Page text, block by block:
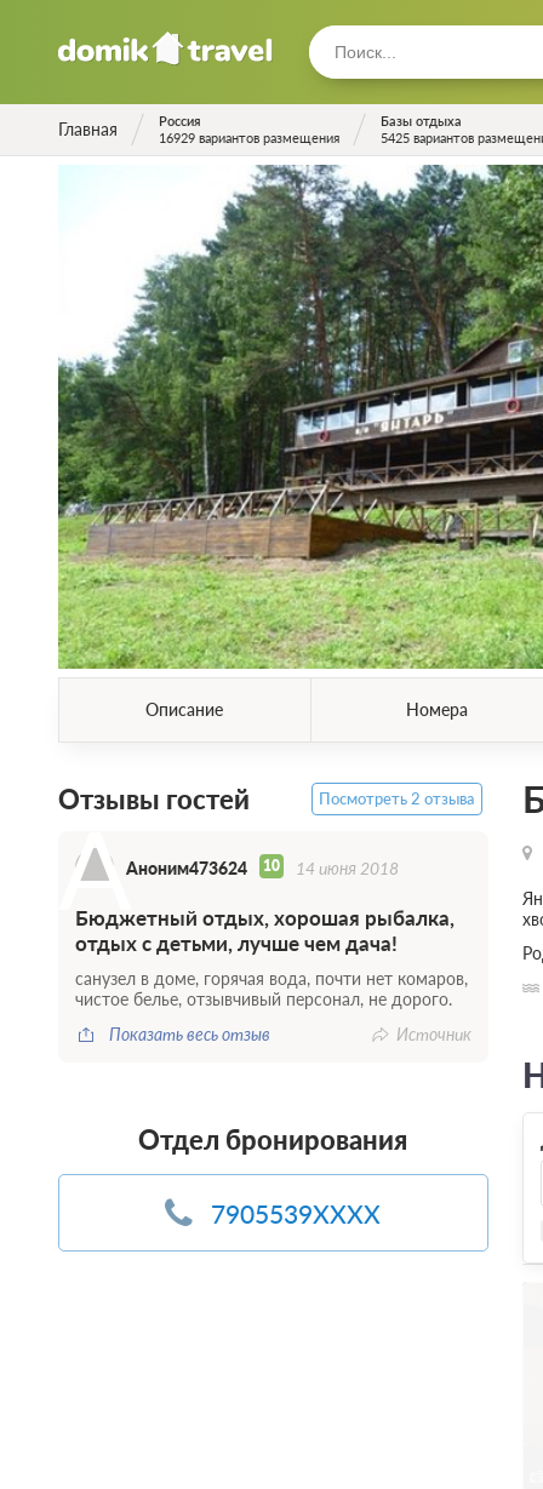
Главная
Россия
16929 вариантов размещения
Базы отдыха
5425 вариантов
Описание Номера
Отзывы гостей Посмотреть 2 отзыва
ААноним473624 10 14 июня 2018
Бюджетный отдых, хорошая рыбалка,
отдых с детьми, лучше чем дача!
санузел в доме, горячая вода, почти нет комаров,
чистое белье, отзывчивый персонал, не дорого.
Показать весь отзыв
Источник
Отдел бронирования
7905539XXXX